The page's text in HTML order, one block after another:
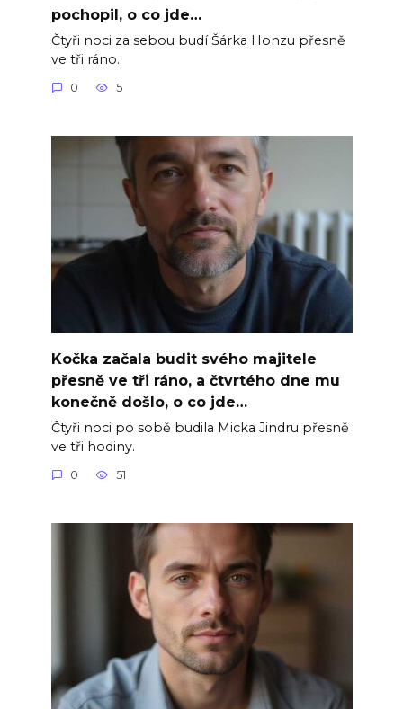
pochopil, o co jde…
Čtyři noci za sebou budí Šárka Honzu přesně
ve tři ráno.
0 5
Kočka začala budit svého majitele
přesně ve tři ráno, a čtvrtého dne mu
konečně došlo, o co jde…
Čtyři noci po sobě budila Micka Jindru přesně
ve tři hodiny.
0 51